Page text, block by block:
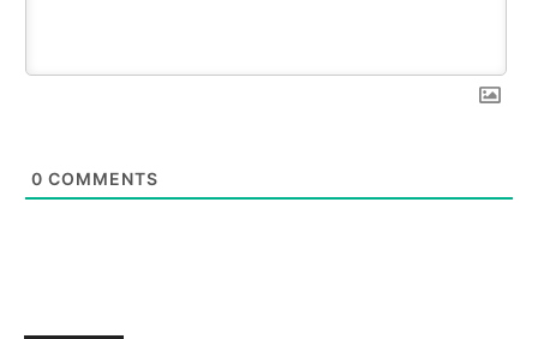
0 COMMENTS